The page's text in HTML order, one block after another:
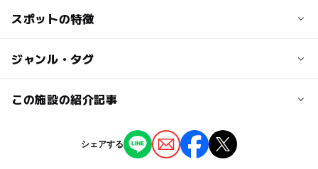
3歳以下：無料、4歳以上：昼300円、夜500円
大人の料金
※6月・9月
69歳まで：200円、70歳以上：100円
69歳まで：昼300円、夜500円、70歳以上：300円
プール用オムツ使用：可
【遊具】 一部または全体でボール遊びやバドミントン、
有）
※持ち物はあくまでも目安です
スポットの特徴
駐車場あり ◯
授乳室あり
ー ベビーカーOK
ジャンル・タグ
ジャンル
この施設の紹介記事
2026【関西】子供500円以下で1日遊べる！
おすすめ格安プール10選
シェアする